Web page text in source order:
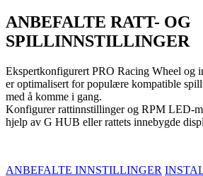
ANBEFALTE RATT- OG
SPILLINNSTILLINGER
Ekspertkonfigurert PRO Racing Wheel og
er optimalisert for populære kompatible
med å komme i gang.
Konfigurer rattinnstillinger og RPM LED-
hjelp av G HUB eller rattets innebygde
ANBEFALTE INNSTILLINGER